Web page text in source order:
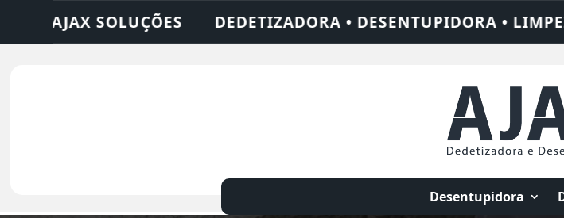
• DESENTUPIDORA • LIMPEZA DE FOSSA • 24 HORAS •
Desentupidora